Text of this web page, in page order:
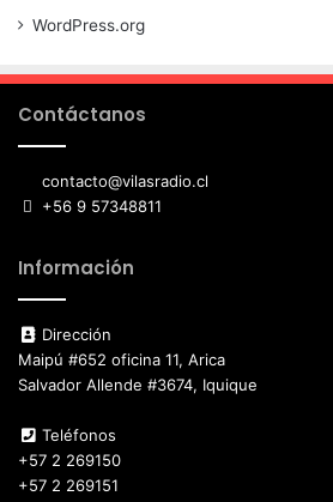
WordPress.org
Contáctanos
contacto@vilasradio.cl
+56 9 57348811
Información
Dirección
Maipú #652 oficina 11, Arica
Salvador Allende #3674, Iquique
Teléfonos
+57 2 269150
+57 2 269151